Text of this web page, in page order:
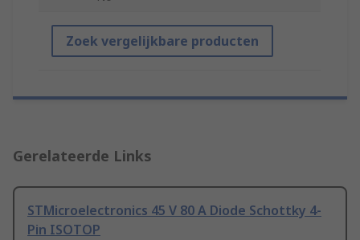
Zoek vergelijkbare producten
Gerelateerde Links
STMicroelectronics 45 V 80 A Diode Schottky 4-
Pin ISOTOP